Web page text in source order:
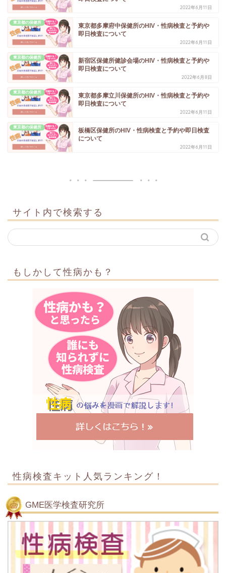
2022年6月11日
東京都の保健所
東京都多摩府中保健所のHIV・性病検査と予約や
即日検査について
2022年6月11日
東京都の保健所
新宿区保健所健診会場のHIV・性病検査と予約や
即日検査について
2022年6月8日
東京都の保健所
東京都多摩立川保健所のHIV・性病検査と予約や
即日検査について
2022年6月11日
東京都の保健所
板橋区保健所のHIV・性病検査と予約や即日検査
について
2022年6月11日
サイト内で検索する
もしかして性病かも？
性病検査キット人気ランキング！
GME医学検査研究所